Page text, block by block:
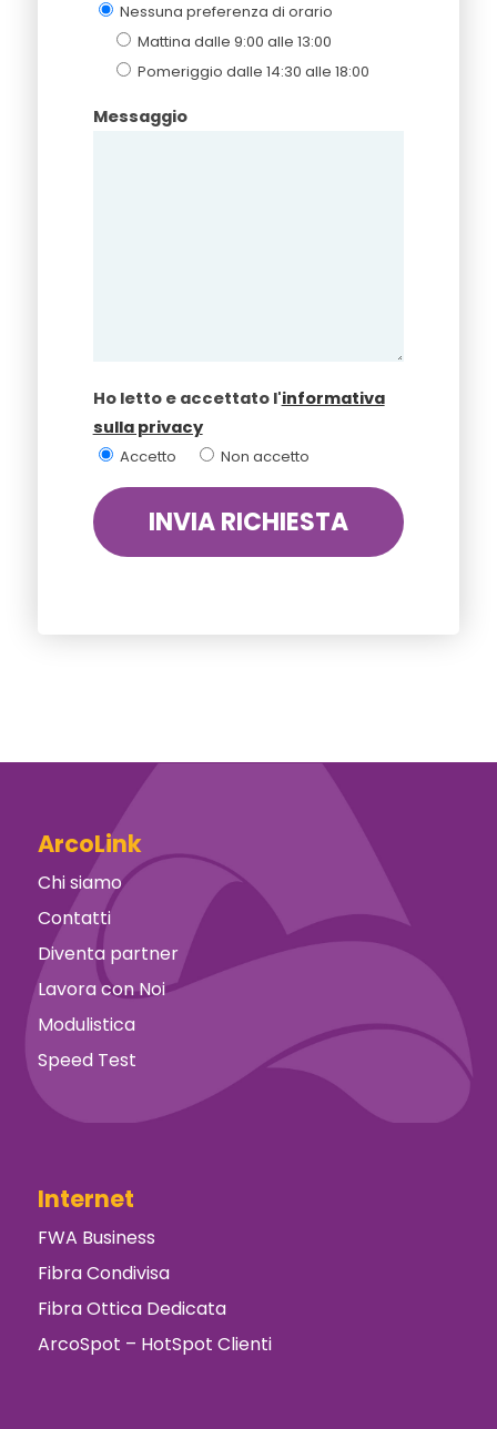
Nessuna preferenza di orario
Mattina dalle 9:00 alle 13:00
Pomeriggio dalle 14:30 alle 18:00
Messaggio
Ho letto e accettato l'informativa
sulla privacy
Accetto Non accetto
ArcoLink
Chi siamo
Contatti
Diventa partner
Lavora con Noi
Modulistica
Speed Test
Internet
FWA Business
Fibra Condivisa
Fibra Ottica Dedicata
ArcoSpot – HotSpot Clienti